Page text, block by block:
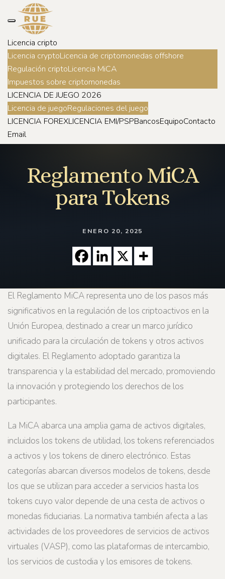
Licencia cripto
Licencia cryptoLicencia de criptomonedas offshore
Regulación criptoLicencia MiCA
Impuestos sobre criptomonedas
LICENCIA DE JUEGO 2026
Licencia de juegoRegulaciones del juego
LICENCIA FOREXLICENCIA EMI/PSPBancosEquipoContacto
Email
Reglamento MiCA
para Tokens
ENERO 20, 2025
El Reglamento MiCA representa uno de los pasos más
significativos en la regulación de los criptoactivos en la
Unión Europea, destinado a crear un marco jurídico
unificado para la circulación de tokens y otros activos
digitales. El Reglamento adoptado garantiza la
transparencia y la estabilidad del mercado, promoviendo
la innovación y protegiendo los derechos de los
participantes.
La MiCA abarca una amplia gama de activos digitales,
incluidos los tokens de utilidad, los tokens referenciados
a activos y los tokens de dinero electrónico. Estas
categorías abarcan diversos modelos de tokens, desde
los que se utilizan para acceder a servicios hasta los
tokens cuyo valor depende de una cesta de activos o
monedas fiduciarias. La normativa también afecta a las
actividades de los proveedores de servicios de activos
virtuales (VASP), como las plataformas de intercambio,
los servicios de custodia y los emisores de tokens.